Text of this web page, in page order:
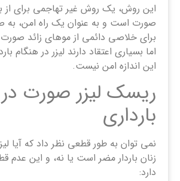
این روش، یک روش غیر تهاجمی برای از
صورت است و به عنوان یک راه امن، به
برای خلاصی دائمی از موهای زائد
اما بسیاری اعتقاد دارند لیزر در هنگام
این اندازه امن نیست.
ریسک لیزر صورت در
بارداری
نمی توان به طور قطعی نظر داد که آیا
زنان باردار مضر است یا نه، و این عدم
دارد: